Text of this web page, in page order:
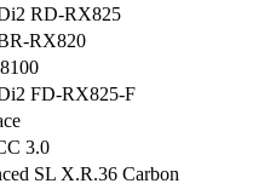
RD-RX825
RX820
FD-RX825-F
3.0
SL X.R.36 Carbon